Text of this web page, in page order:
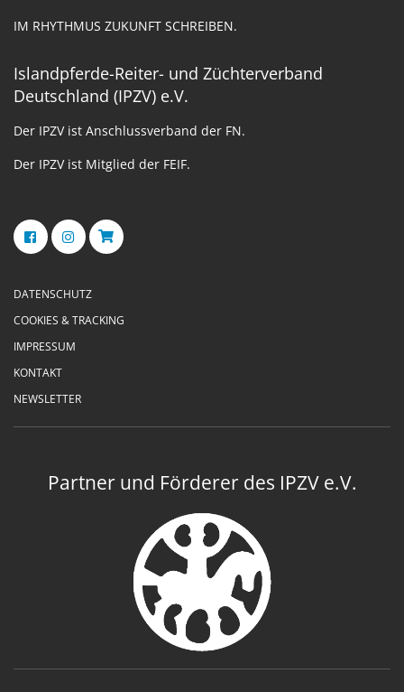
IM RHYTHMUS ZUKUNFT SCHREIBEN.
Islandpferde-Reiter- und Züchterverband
Deutschland (IPZV) e.V.
Der IPZV ist Anschlussverband der FN.
Der IPZV ist Mitglied der FEIF.
DATENSCHUTZ
COOKIES & TRACKING
IMPRESSUM
KONTAKT
NEWSLETTER
Partner und Förderer des IPZV e.V.